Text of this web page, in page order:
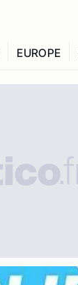
EUROPE